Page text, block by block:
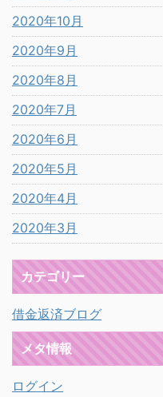
2020年10月
2020年9月
2020年8月
2020年7月
2020年6月
2020年5月
2020年4月
2020年3月
カテゴリー
借金返済ブログ
メタ情報
ログイン